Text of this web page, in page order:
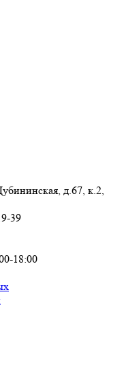
д.67, к.2,
39
18:00